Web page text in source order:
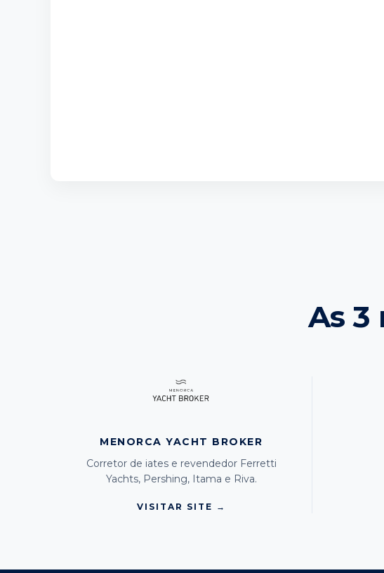
As 3
MENORCA YACHT BROKER
Corretor de iates e revendedor Ferretti
Yachts, Pershing, Itama e Riva.
VISITAR SITE →